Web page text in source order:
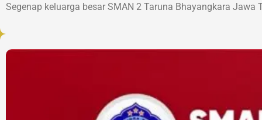
Segenap keluarga besar SMAN 2 Taruna Bhayangkara Jawa